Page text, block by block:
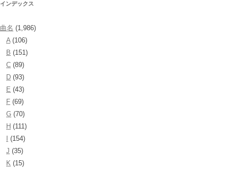
インデックス
曲名 (1,986)
A(106)
B (151)
C (89)
D (93)
E (43)
F (69)
G (70)
H (111)
(154)
J (35)
K (15)